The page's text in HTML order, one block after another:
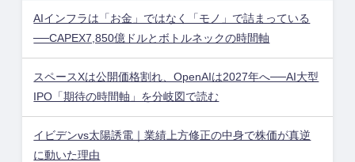
AIインフラは「お金」ではなく「モノ」で詰まっている
──CAPEX7,850億ドルとボトルネックの時間軸
スペースXは公開価格割れ、OpenAIは2027年へ──AI大型
IPO「期待の時間軸」を分岐図で読む
イビデンvs太陽誘電｜業績上方修正の中身で株価が真逆
に動いた理由